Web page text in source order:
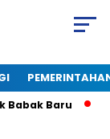
Baru